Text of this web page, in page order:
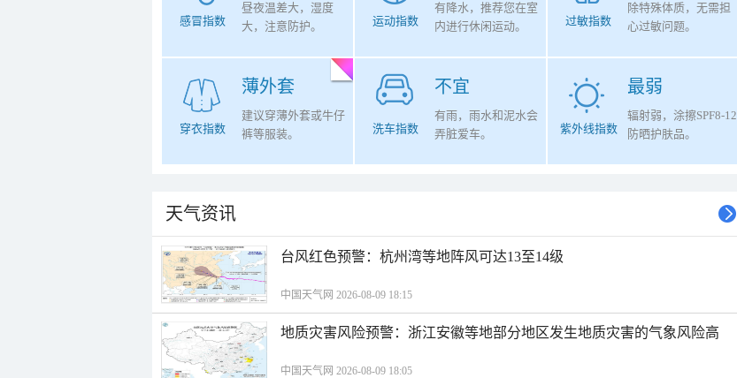
感冒指数
昼夜温差大，湿度
大，注意防护。
运动指数
有降水，推荐您在室
内进行休闲运动。
过敏指数
除特殊体质，无需担
心过敏问题。
薄外套
穿衣指数
建议穿薄外套或牛仔
裤等服装。
不宜
洗车指数
有雨，雨水和泥水会
弄脏爱车。
最弱
紫外线指数
辐射弱，涂擦SPF8-12
防晒护肤品。
天气资讯
​台风红色预警：杭州湾等地阵风可达13至14级
中国天气网 2026-08-09 18:15
地质灾害风险预警：浙江安徽等地部分地区发生地质灾害的气象风险高
中国天气网 2026-08-09 18:05